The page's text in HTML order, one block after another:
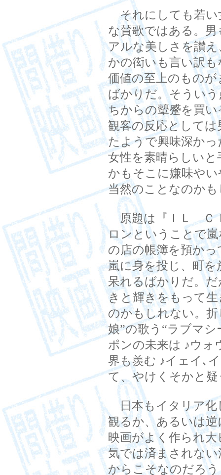
それにしても若い
な賛歌ではある。
アルな美しさを讃
かの衒いも言い訳
価値の至上のもの
ばかりだ。そうい
ちからの顰蹙を買
観客の反応として
たようで興味深か
女性を素晴らしい
かもそこに嫌味や
当然のことなのか
原題は『ＩＬ Ｃ
ロンということで
の店の帳簿を預か
嵐に身を投じ、町
呆れるばかりだ。
きと輝きをもって
のかもしれない。
娘”の歌う“ラブマ
ポンの未来は ♪ウォ
界も羨む ♪イェイ､
て、やけくそかと
日本もイタリア化
観るか、あるいは
映画がよく作られ
気では済まされな
からこそなのだろ